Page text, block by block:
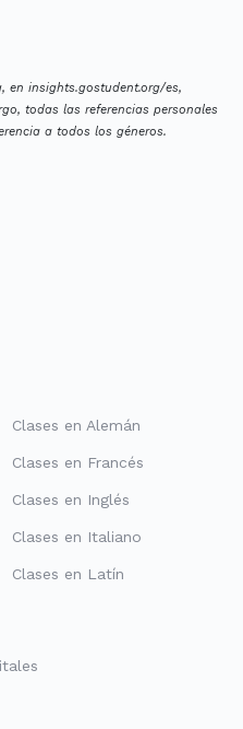
en insights.gostudent.org/es,
todas las referencias personales
a todos los géneros.
Clases en Alemán
Clases en Francés
Clases en Inglés
Clases en Italiano
Clases en Latín